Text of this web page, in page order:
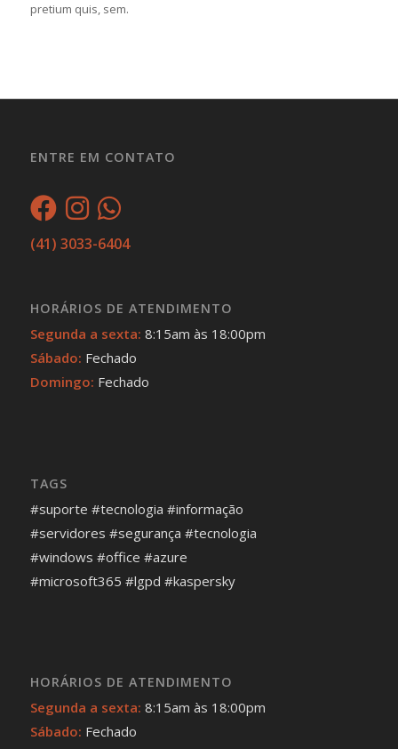
pretium quis, sem.
ENTRE EM CONTATO
(41) 3033-6404
HORÁRIOS DE ATENDIMENTO
Segunda a sexta: 8:15am às 18:00pm
Sábado: Fechado
Domingo: Fechado
TAGS
#suporte #tecnologia #informação
#servidores #segurança #tecnologia
#windows #office #azure
#microsoft365 #lgpd #kaspersky
HORÁRIOS DE ATENDIMENTO
Segunda a sexta: 8:15am às 18:00pm
Sábado: Fechado